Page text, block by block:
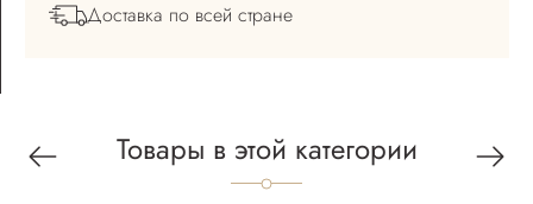
Доставка по всей стране
Товары в этой категории